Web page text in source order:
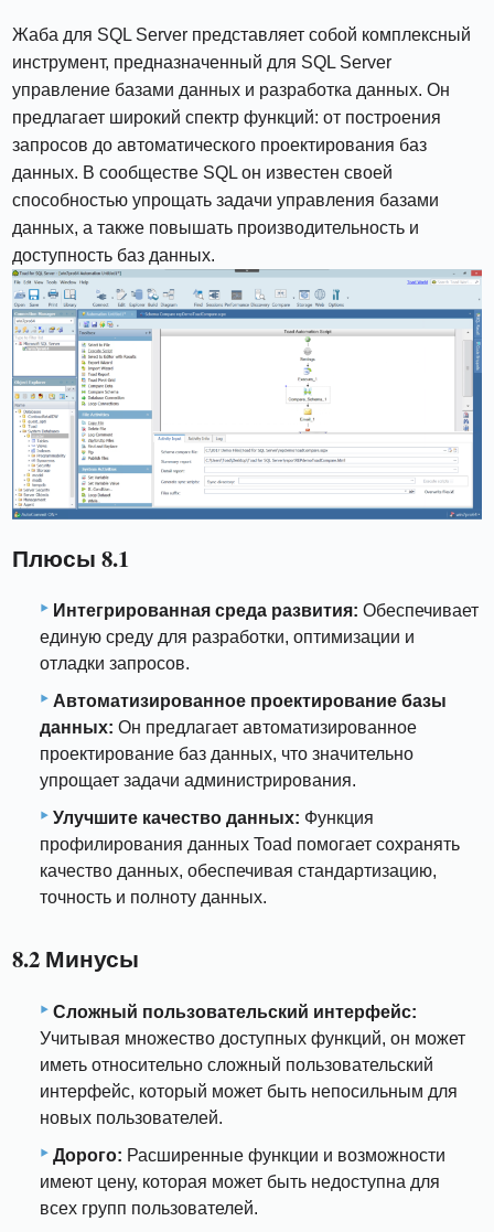
Жаба для SQL Server представляет собой комплексный
инструмент, предназначенный для SQL Server
управление базами данных и разработка данных. Он
предлагает широкий спектр функций: от построения
запросов до автоматического проектирования баз
данных. В сообществе SQL он известен своей
способностью упрощать задачи управления базами
данных, а также повышать производительность и
доступность баз данных.
Плюсы 8.1
Интегрированная среда развития: Обеспечивает
единую среду для разработки, оптимизации и
отладки запросов.
Автоматизированное проектирование базы
данных: Он предлагает автоматизированное
проектирование баз данных, что значительно
упрощает задачи администрирования.
Улучшите качество данных: Функция
профилирования данных Toad помогает сохранять
качество данных, обеспечивая стандартизацию,
точность и полноту данных.
8.2 Минусы
Сложный пользовательский интерфейс:
Учитывая множество доступных функций, он может
иметь относительно сложный пользовательский
интерфейс, который может быть непосильным для
новых пользователей.
Дорого: Расширенные функции и возможности
имеют цену, которая может быть недоступна для
всех групп пользователей.